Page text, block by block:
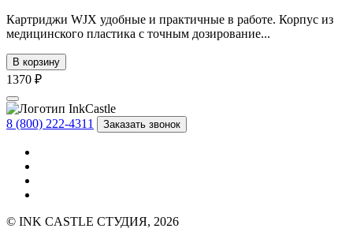
Картриджи WJX удобные и практичные в работе. Корпус из
медицинского пластика с точным дозирование...
В корзину
1370 ₽
8 (800) 222-4311 Заказать звонок
© INK CASTLE СТУДИЯ, 2026